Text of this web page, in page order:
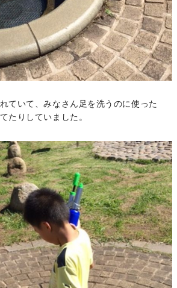
ていて、みなさん足を洗うのに使った
たりしていました。